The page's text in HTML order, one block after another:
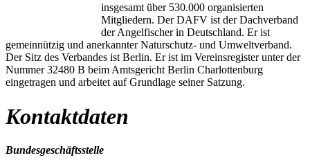
insgesamt über 530.000 organisierten
Mitgliedern. Der DAFV ist der Dachverband
der Angelfischer in Deutschland. Er ist
gemeinnützig und anerkannter Naturschutz- und Umweltverband.
Der Sitz des Verbandes ist Berlin. Er ist im Vereinsregister unter der
Nummer 32480 B beim Amtsgericht Berlin Charlottenburg
eingetragen und arbeitet auf Grundlage seiner Satzung.
Kontaktdaten
Bundesgeschäftsstelle